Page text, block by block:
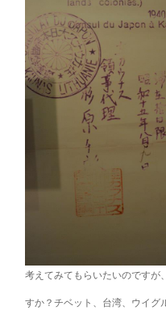
考えてみてもらいたいのですが
すか？チベット、台湾、ウイグ